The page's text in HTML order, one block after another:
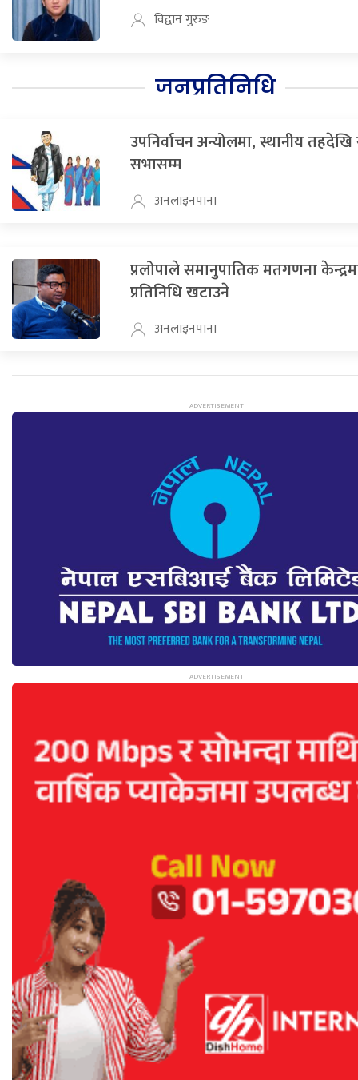
विद्वान गुरुङ
जनप्रतिनिधि
उपनिर्वाचन अन्योलमा, स्थानीय तहदेखि
सभासम्म
अनलाइनपाना
प्रलोपाले समानुपातिक मतगणना
प्रतिनिधि खटाउने
अनलाइनपाना